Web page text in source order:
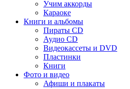
Учим аккорды
Караоке
Книги и альбомы
Пираты CD
Аудио CD
Видеокассеты и DVD
Пластинки
Книги
Фото и видео
Афиши и плакаты